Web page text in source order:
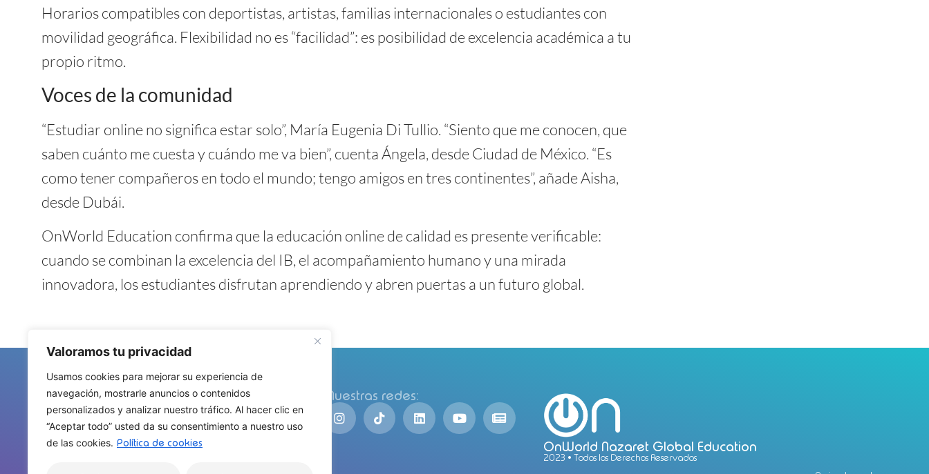
Valoramos tu privacidad
Usamos cookies para mejorar su experiencia de
navegación, mostrarle anuncios o contenidos
personalizados y analizar nuestro tráfico. Al hacer clic en
“Aceptar todo” usted da su consentimiento a nuestro uso
de las cookies. Política de cookies
Horarios compatibles con deportistas, artistas, familias internacionales o estudiantes con
movilidad geográfica. Flexibilidad no es “facilidad”: es posibilidad de excelencia académica a tu
propio ritmo.
Voces de la comunidad
“Estudiar online no significa estar solo”, María Eugenia Di Tullio. “Siento que me conocen, que
saben cuánto me cuesta y cuándo me va bien”, cuenta Ángela, desde Ciudad de México. “Es
como tener compañeros en todo el mundo; tengo amigos en tres continentes”, añade Aisha,
desde Dubái.
OnWorld Education confirma que la educación online de calidad es presente verificable:
cuando se combinan la excelencia del IB, el acompañamiento humano y una mirada
innovadora, los estudiantes disfrutan aprendiendo y abren puertas a un futuro global.
Contacto
Diploma Internacional Online
Experiencias Interdisciplinares
Materias On Demand
Nuestras redes:
OnWorld Nazaret Global Education
2023 • Todos los Derechos Reservados